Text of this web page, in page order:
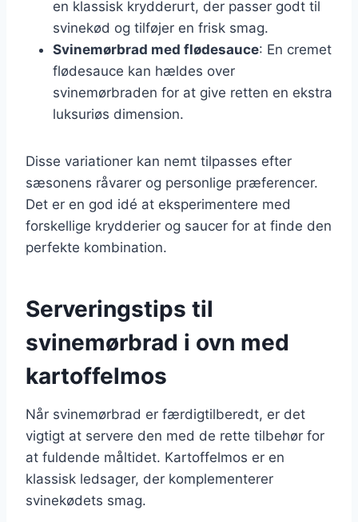
en klassisk krydderurt, der passer godt til
svinekød og tilføjer en frisk smag.
Svinemørbrad med flødesauce: En cremet
flødesauce kan hældes over
svinemørbraden for at give retten en ekstra
luksuriøs dimension.
Disse variationer kan nemt tilpasses efter
sæsonens råvarer og personlige præferencer.
Det er en god idé at eksperimentere med
forskellige krydderier og saucer for at finde den
perfekte kombination.
Serveringstips til
svinemørbrad i ovn med
kartoffelmos
Når svinemørbrad er færdigtilberedt, er det
vigtigt at servere den med de rette tilbehør for
at fuldende måltidet. Kartoffelmos er en
klassisk ledsager, der komplementerer
svinekødets smag.